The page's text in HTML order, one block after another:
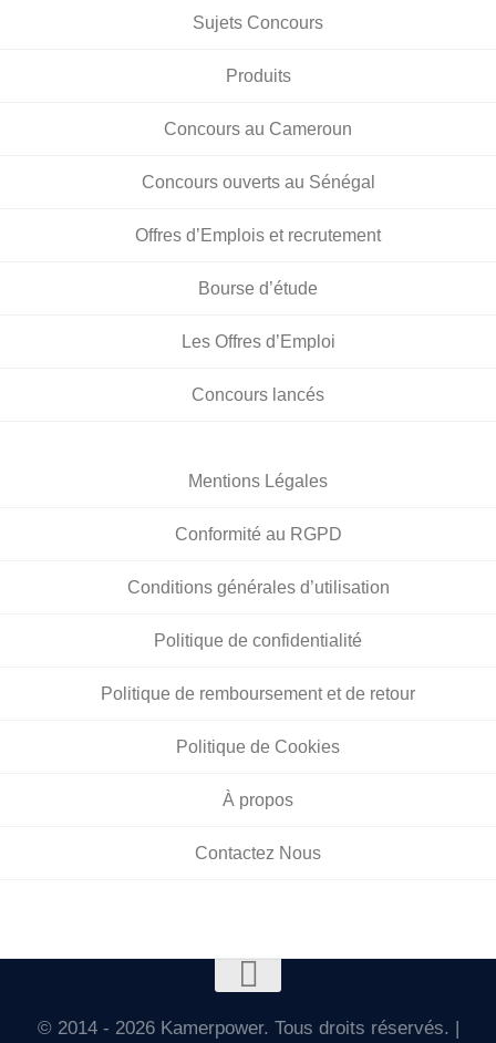
Sujets Concours
Produits
Concours au Cameroun
Concours ouverts au Sénégal
Offres d’Emplois et recrutement
Bourse d’étude
Les Offres d’Emploi
Concours lancés
Mentions Légales
Conformité au RGPD
Conditions générales d’utilisation
Politique de confidentialité
Politique de remboursement et de retour
Politique de Cookies
À propos
Contactez Nous
© 2014 - 2026 Kamerpower. Tous droits réservés. |